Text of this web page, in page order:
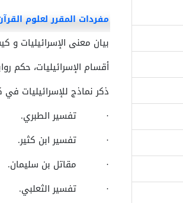
مفردات المقرر لعلوم
بيان معنى الإسرائيليات
أقسام الإسرائيليات، حكم
ذكر نماذج للإسرائيليات
·
تفسير الطبري.
·
تفسير ابن كثير.
·
مقاتل بن سليمان.
·
تفسير الثعلبي.